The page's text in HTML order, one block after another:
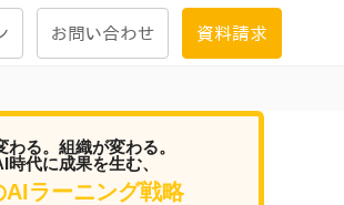
計
習ツール
お問い合わせ 資料請求
わる。組織が変わる。
時代に成果を生む、
AIラーニング戦略